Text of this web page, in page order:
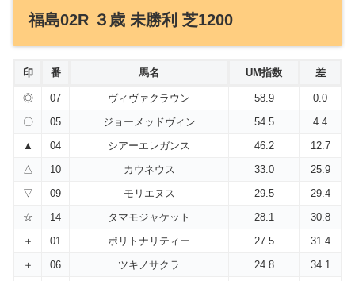
福島02R ３歳 未勝利 芝1200
印 番 馬名 UM指数 差
◎ 07 ヴィヴァクラウン 58.9
0.0
〇
05 ジョーメッドヴィン 54.5
4.4
▲
04 シアーエレガンス 46.2
12.7
△
10 カウネウス 33.0
25.9
▽
09 モリエヌス 29.5
29.4
☆
14 タマモジャケット 28.1
30.8
＋
01 ポリトナリティー 27.5
31.4
＋
06 ツキノサクラ 24.8
34.1